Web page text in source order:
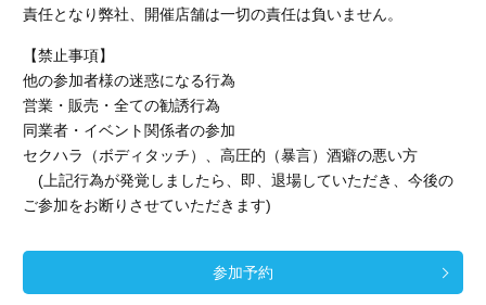
責任となり弊社、開催店舗は一切の責任は負いません。
【禁止事項】
他の参加者様の迷惑になる行為
営業・販売・全ての勧誘行為
同業者・イベント関係者の参加
セクハラ（ボディタッチ）、高圧的（暴言）酒癖の悪い方
(上記行為が発覚しましたら、即、退場していただき、今後の
ご参加をお断りさせていただきます)
参加予約